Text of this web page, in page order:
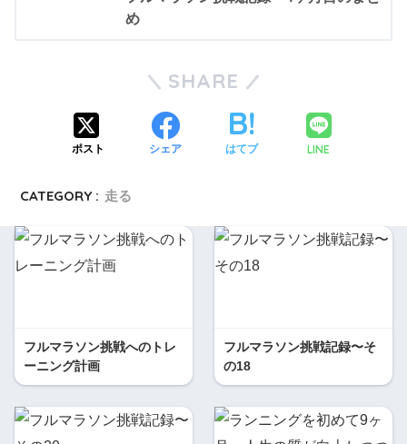
め
SHARE
ポスト シェア はてブ LINE
CATEGORY : 走る
フルマラソン挑戦へのトレ
ーニング計画
フルマラソン挑戦記録〜そ
の18